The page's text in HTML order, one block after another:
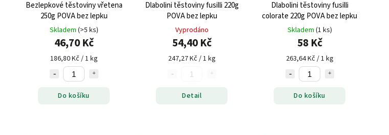
Bezlepkové těstoviny vřetena
250g POVA bez lepku
Skladem (>5 ks)
46,70 Kč
186,80 Kč / 1 kg
Do košíku
Dlabolini těstoviny fusilli 220g
POVA bez lepku
Vyprodáno
54,40 Kč
247,27 Kč / 1 kg
Detail
Dlabolini těstoviny fusilli
colorate 220g POVA bez lepku
Skladem (1 ks)
58 Kč
263,64 Kč / 1 kg
Do košíku